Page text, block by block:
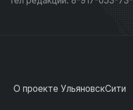
О проекте УльяновскСити